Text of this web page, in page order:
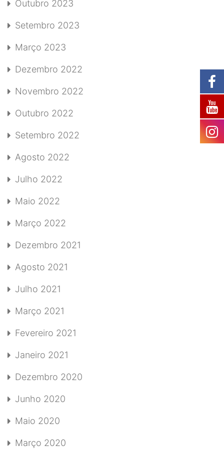
Outubro 2023
Setembro 2023
Março 2023
Dezembro 2022
Novembro 2022
Outubro 2022
Setembro 2022
Agosto 2022
Julho 2022
Maio 2022
Março 2022
Dezembro 2021
Agosto 2021
Julho 2021
Março 2021
Fevereiro 2021
Janeiro 2021
Dezembro 2020
Junho 2020
Maio 2020
Março 2020